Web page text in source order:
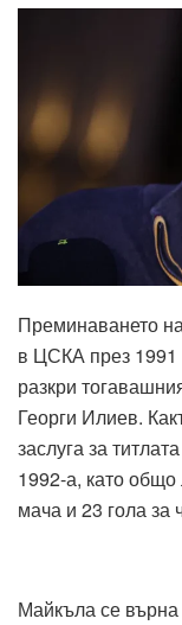
Преминаването
в ЦСКА през 1991
разкри
Георги Илиев.
заслуга за
1992-а, като
мача и 23 гола за
Майкъла се